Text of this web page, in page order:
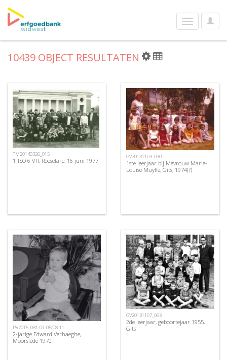
User
Toggle
navigation
10439 OBJECT RESULTATEN
TM20140326_015
1 TSO 6 VTI, Roeselare, 16 juni 1977
GV20131103_030
1ste leerjaar bij Mevrouw Marie-
Louise Muylle, Gits, 1974(?)
PV2015_081-01-05/08-11
2-jarige Edward Verhaeghe,
Moorslede 1970
GV20131107_063
2de leerjaar, geboortejaar 1955,
Gits